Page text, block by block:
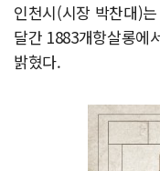
인천시(시장 박찬대)
달간 1883개항살롱에
밝혔다.